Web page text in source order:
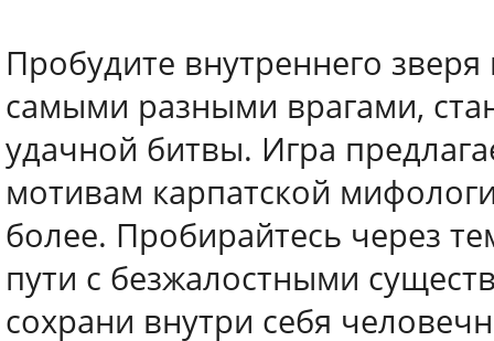
Пробудите внутреннего
самыми разными врагами,
удачной битвы. Игра
мотивам карпатской
более. Пробирайтесь через
пути с безжалостными
сохрани внутри себя